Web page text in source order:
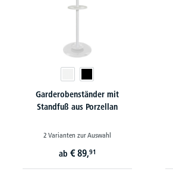
Garderobenständer mit
Standfuß aus Porzellan
2 Varianten zur Auswahl
ab € 89,91